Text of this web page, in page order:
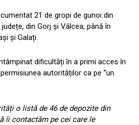
21 de gropi de gunoi din
din Gorj și Vâlcea, până în
și Galați.
dificultăți în a primi acces în
autorităților ca pe ”un
o listă de 46 de depozite din
îi contactăm pe cei care le